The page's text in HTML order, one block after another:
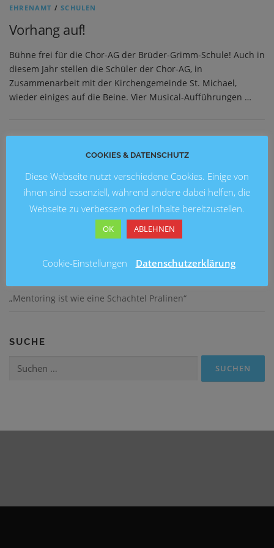
EHRENAMT /SCHULEN
Vorhang auf!
Bühne frei für die Chor-AG der Brüder-Grimm-Schule! Auch in
diesem Jahr stellen die Schüler der Chor-AG, in
Zusammenarbeit mit der Kirchengemeinde St. Michael,
wieder einiges auf die Beine. Vier Musical-Aufführungen …
NEUESTE BEITRÄGE
Blick in die Zukunft: Kunstausstellung 2026 an der
Grundschule Marienwerder
Ein fröhliches Schulfest an der Brüder-Grimm-Schule
Lesung mit Ingo Siegner an der Grundschule Mühlenberg
„Mentoring ist wie eine Schachtel Pralinen“
SUCHE
Suchen
COOKIES & DATENSCHUTZ
Diese Webseite nutzt verschiedene Cookies. Einige von
ihnen sind essenziell, während andere dabei helfen, die
Webseite zu verbessern oder Inhalte bereitzustellen.
OK ABLEHNEN
Cookie-Einstellungen Datenschutzerklärung